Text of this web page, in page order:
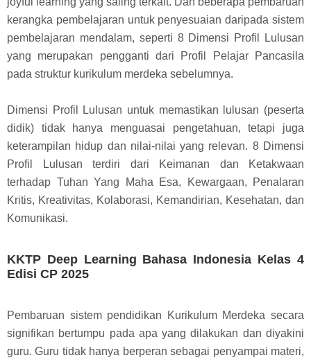
kerangka pembelajaran untuk penyesuaian daripada sistem
pembelajaran mendalam, seperti 8 Dimensi Profil Lulusan
yang merupakan pengganti dari Profil Pelajar Pancasila
pada struktur kurikulum merdeka sebelumnya.
Dimensi Profil Lulusan untuk memastikan lulusan (peserta
didik) tidak hanya menguasai pengetahuan, tetapi juga
keterampilan hidup dan nilai-nilai yang relevan. 8 Dimensi
Profil Lulusan terdiri dari Keimanan dan Ketakwaan
terhadap Tuhan Yang Maha Esa, Kewargaan, Penalaran
Kritis, Kreativitas, Kolaborasi, Kemandirian, Kesehatan, dan
Komunikasi.
KKTP Deep Learning Bahasa Indonesia Kelas 4
Edisi CP 2025
Pembaruan sistem pendidikan Kurikulum Merdeka secara
signifikan bertumpu pada apa yang dilakukan dan diyakini
guru. Guru tidak hanya berperan sebagai penyampai materi,